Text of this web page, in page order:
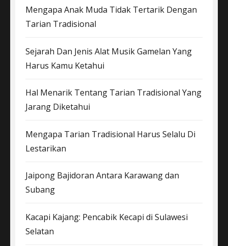
Mengapa Anak Muda Tidak Tertarik Dengan
Tarian Tradisional
Sejarah Dan Jenis Alat Musik Gamelan Yang
Harus Kamu Ketahui
Hal Menarik Tentang Tarian Tradisional Yang
Jarang Diketahui
Mengapa Tarian Tradisional Harus Selalu Di
Lestarikan
Jaipong Bajidoran Antara Karawang dan
Subang
Kacapi Kajang: Pencabik Kecapi di Sulawesi
Selatan